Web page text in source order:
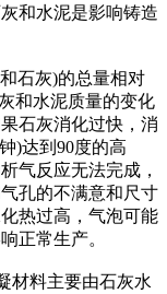
和水泥是影响铸造
石灰)的总量相对
和水泥质量的变化
石灰消化过快，消
)达到90度的高
气反应无法完成，
孔的不满意和尺寸
热过高，气泡可能
正常生产。
材料主要由石灰水